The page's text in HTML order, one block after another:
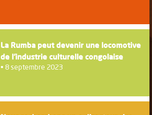
La Rumba peut devenir une locomotive
de l'industrie culturelle congolaise
8 septembre 2023